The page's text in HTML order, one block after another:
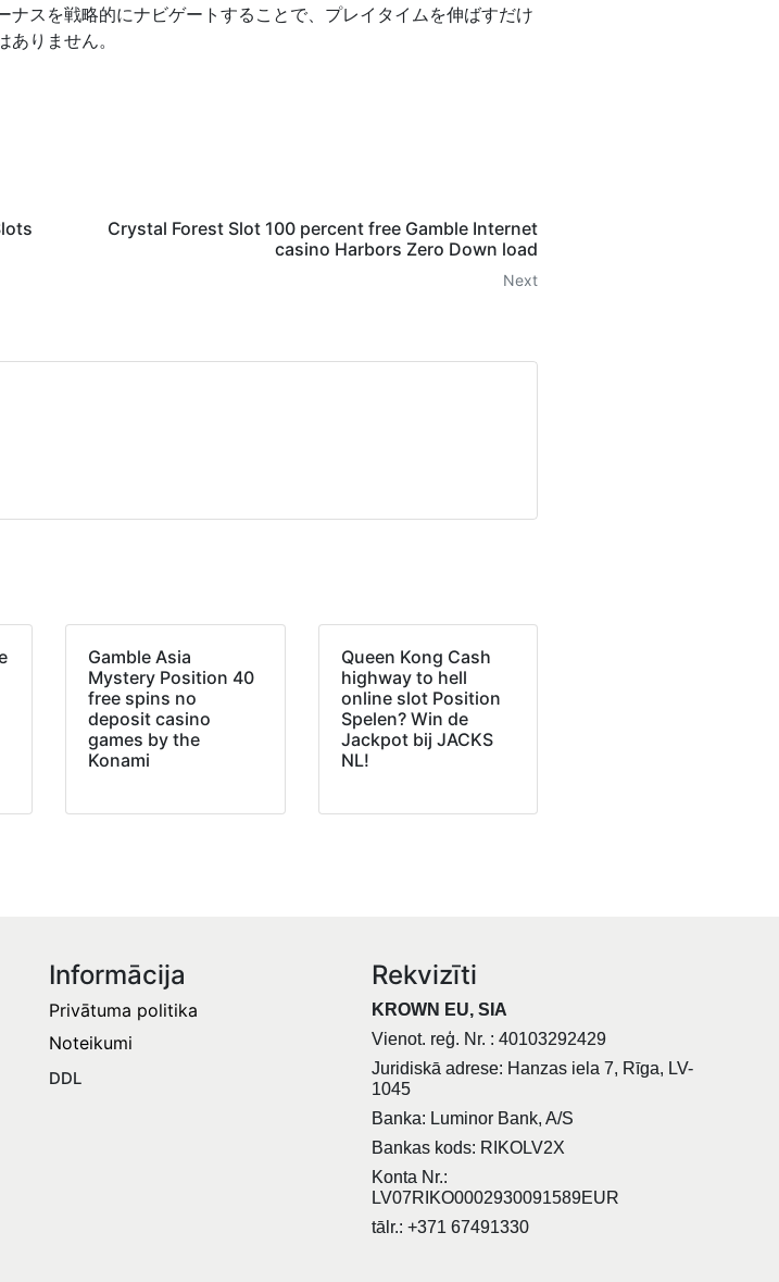
スを戦略的にナビゲートすることで、プレイタイムを伸ばすだけ
りません。
Crystal Forest Slot 100 percent free Gamble Internet
casino Harbors Zero Down load
Next
Gamble Asia
Mystery Position 40
free spins no
deposit casino
games by the
Konami
Queen Kong Cash
highway to hell
online slot Position
Spelen? Win de
Jackpot bij JACKS
NL!
Informācija​
Privātuma politika
Noteikumi
DDL
Rekvizīti
KROWN EU, SIA
Vienot. reģ. Nr. : 40103292429
Juridiskā adrese: Hanzas iela 7, Rīga, LV-
1045
Banka: Luminor Bank, A/S
Bankas kods: RIKOLV2X
Konta Nr.:
LV07RIKO0002930091589EUR
tālr.: +371 67491330